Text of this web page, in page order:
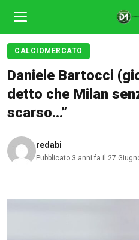
CALCIOMERCATO
Daniele Bartocci
detto che Milan
scarso…”
redabi
Pubblicato 3 anni fa il 27